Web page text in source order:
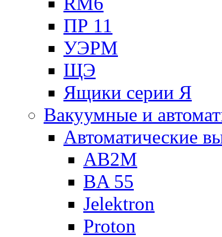
ПР 11
УЭРМ
ЩЭ
Ящики серии Я
Вакуумные и
Автоматические
AB2M
BA 55
Jelektron
Proton